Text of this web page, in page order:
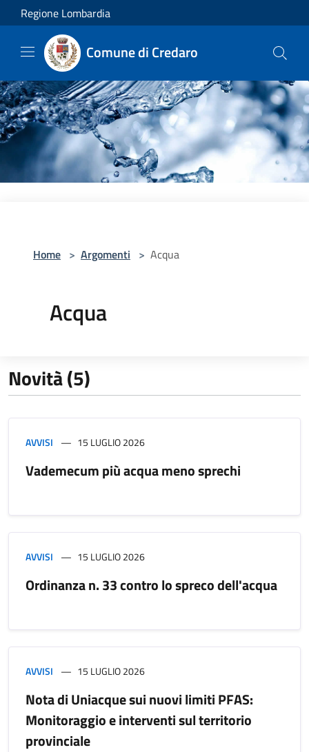
Salta al contenuto principale
Regione Lombardia
Comune di Credaro
Home > Argomenti > Acqua
Acqua
Novità (5)
AVVISI 15 LUGLIO 2026
Vademecum più acqua meno sprechi
AVVISI 15 LUGLIO 2026
Ordinanza n. 33 contro lo spreco dell'acqua
AVVISI 15 LUGLIO 2026
Nota di Uniacque sui nuovi limiti PFAS:
Monitoraggio e interventi sul territorio
provinciale